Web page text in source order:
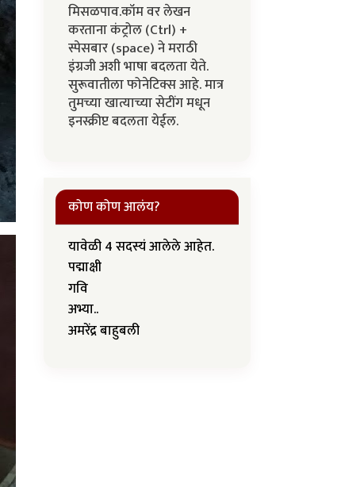
मिसळपाव.कॉम वर लेखन
करताना कंट्रोल (Ctrl) +
स्पेसबार (space) ने मराठी
इंग्रजी अशी भाषा बदलता येते.
सुरूवातीला फोनेटिक्स आहे. मात्र
तुमच्या खात्याच्या सेटींग मधून
इनस्क्रीप्ट बदलता येईल.
कोण कोण आलंय?
यावेळी 4 सदस्यं आलेले आहेत.
पद्माक्षी
गवि
अभ्या..
अमरेंद्र बाहुबली